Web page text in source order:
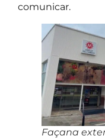
comunicar.
Façana